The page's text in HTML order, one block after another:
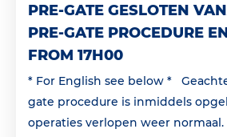
PRE-GATE GESLOTEN
PRE-GATE PROCEDURE
FROM 17H00
* For English see below *
gate procedure is inmiddels
operaties verlopen weer normaal.